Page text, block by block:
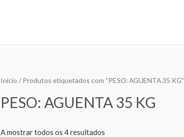
Início / Produtos etiquetados com “PESO: AGUENTA 35 KG”
PESO: AGUENTA 35 KG
A mostrar todos os 4 resultados